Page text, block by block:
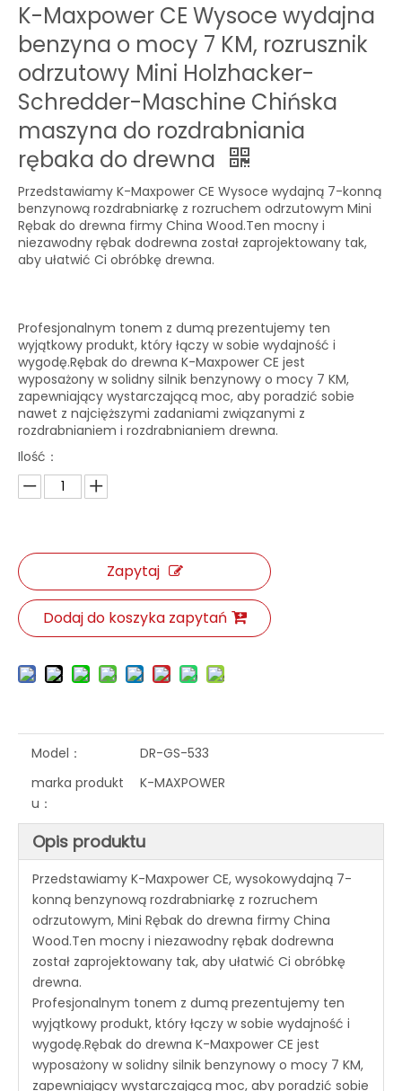
K-Maxpower CE Wysoce wydajna
benzyna o mocy 7 KM, rozrusznik
odrzutowy Mini Holzhacker-
Schredder-Maschine Chińska
maszyna do rozdrabniania
rębaka do drewna
Przedstawiamy K-Maxpower CE Wysoce wydajną 7-konną
benzynową rozdrabniarkę z rozruchem odrzutowym Mini
Rębak do drewna firmy China Wood.Ten mocny i
niezawodny rębak dodrewna został zaprojektowany tak,
aby ułatwić Ci obróbkę drewna.
Profesjonalnym tonem z dumą prezentujemy ten
wyjątkowy produkt, który łączy w sobie wydajność i
wygodę.Rębak do drewna K-Maxpower CE jest
wyposażony w solidny silnik benzynowy o mocy 7 KM,
zapewniający wystarczającą moc, aby poradzić sobie
nawet z najcięższymi zadaniami związanymi z
rozdrabnianiem i rozdrabnianiem drewna.
Ilość：
Zapytaj
Dodaj do koszyka zapytań
Model：
DR-GS-533
marka produkt
u：
K-MAXPOWER
Opis produktu
Przedstawiamy K-Maxpower CE, wysokowydajną 7-
konną benzynową rozdrabniarkę z rozruchem
odrzutowym, Mini Rębak do drewna firmy China
Wood.Ten mocny i niezawodny rębak dodrewna
został zaprojektowany tak, aby ułatwić Ci obróbkę
drewna.
Profesjonalnym tonem z dumą prezentujemy ten
wyjątkowy produkt, który łączy w sobie wydajność i
wygodę.Rębak do drewna K-Maxpower CE jest
wyposażony w solidny silnik benzynowy o mocy 7 KM,
zapewniający wystarczającą moc, aby poradzić sobie